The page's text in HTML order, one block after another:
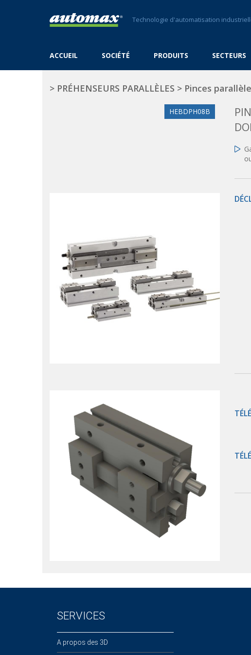
Technologie d'automatisation
ACCUEIL SOCIÉTÉ PRODUITS SECTEURS
> PRÉHENSEURS PARALLÈLES > Pinces
HEBDPH08B
SERVICES
A propos des 3D